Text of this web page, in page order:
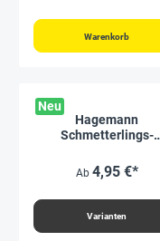
Warenkorb
Neu
Hagemann
Schmetterlings-
Ab 4,95 €*
Varianten